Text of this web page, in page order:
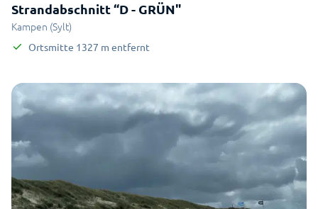
Strandabschnitt “D - GRÜN"
Kampen (Sylt)
Ortsmitte 1327 m entfernt